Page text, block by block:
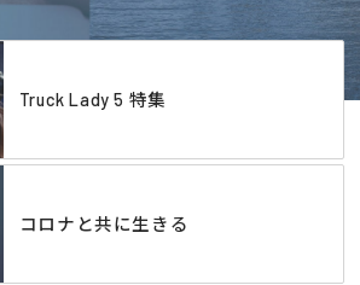
Truck Lady 5 特集
コロナと共に生きる